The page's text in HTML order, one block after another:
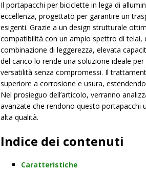
Il portapacchi per biciclette in lega di
eccellenza, progettato per garantire un
esigenti. Grazie a un design strutturale
compatibilità con un ampio spettro di telai,
combinazione di leggerezza, elevata
del carico lo rende una soluzione ideale
versatilità senza compromessi. Il
superiore a corrosione e usura,
Nel prosieguo dell’articolo, verranno
avanzate che rendono questo
alta qualità.
Indice dei contenuti
Caratteristiche